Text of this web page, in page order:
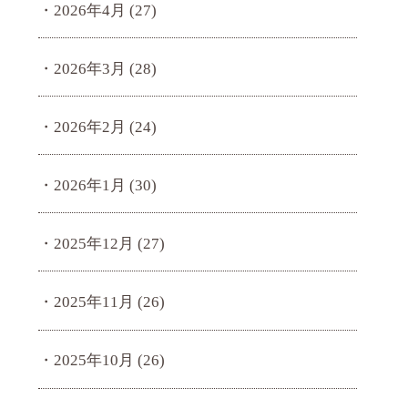
2026年4月 (27)
2026年3月 (28)
2026年2月 (24)
2026年1月 (30)
2025年12月 (27)
2025年11月 (26)
2025年10月 (26)